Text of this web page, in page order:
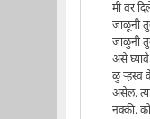
मी वर
जाळूनी
जाळुनी
असे
ळु र्‍हस्व
असेल.
नक्की.